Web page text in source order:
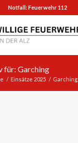
Notfall: Feuerwehr 112
für: Garching
/ Einsätze 2025 / Garching